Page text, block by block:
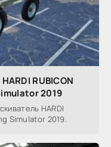
RUBICON
2019
HARDI
Simulator 2019.